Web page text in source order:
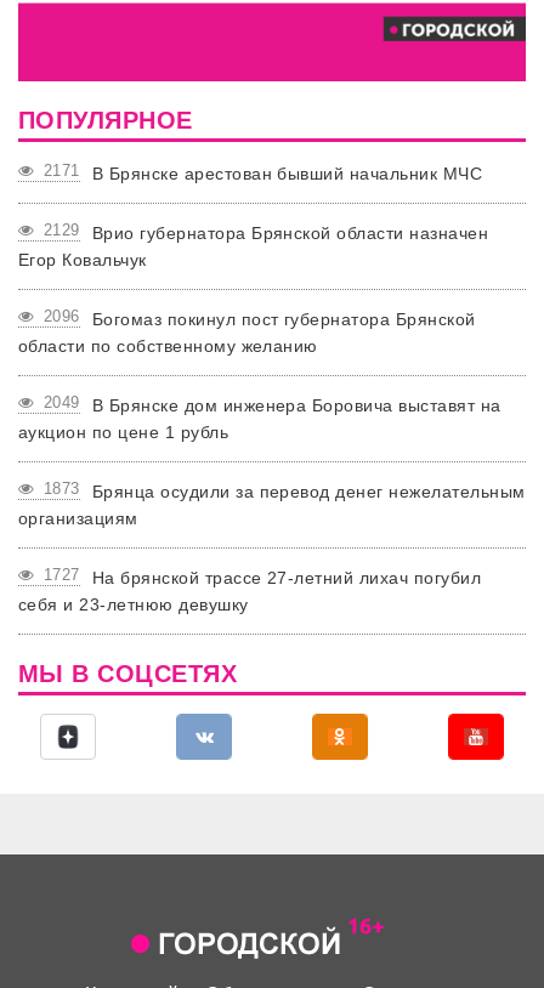
ПОПУЛЯРНОЕ
2171 В Брянске арестован бывший начальник МЧС
2129
Врио губернатора Брянской области назначен
Егор Ковальчук
2096
Богомаз покинул пост губернатора Брянской
области по собственному желанию
2049
В Брянске дом инженера Боровича выставят на
аукцион по цене 1 рубль
1873
Брянца осудили за перевод денег нежелательным
организациям
1727
На брянской трассе 27-летний лихач погубил
себя и 23-летнюю девушку
МЫ В СОЦСЕТЯХ